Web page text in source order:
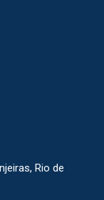
Rio de